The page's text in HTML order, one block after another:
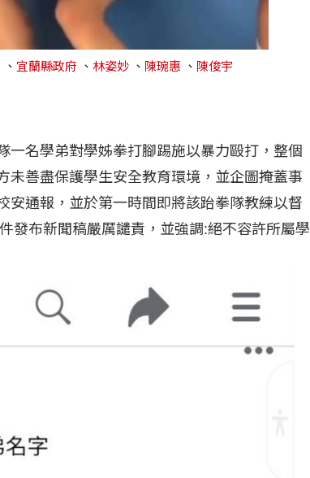
、 宜蘭縣政府 、 林姿妙 、 陳琬惠 、 陳俊宇
一名學弟對學姊拳打腳踢施以暴力毆打，整個
未善盡保護學生安全教育環境，並企圖掩蓋事
安通報，並於第一時間即將該跆拳隊教練以督
發布新聞稿嚴厲譴責，並強調:絕不容許所屬學